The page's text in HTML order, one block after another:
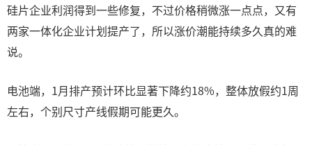
硅片企业利润得到一些修复，不过价格稍微涨一点点，又有
两家一体化企业计划提产了，所以涨价潮能持续多久真的难
说。
电池端，1月排产预计环比显著下降约18%，整体放假约1周
左右，个别尺寸产线假期可能更久。